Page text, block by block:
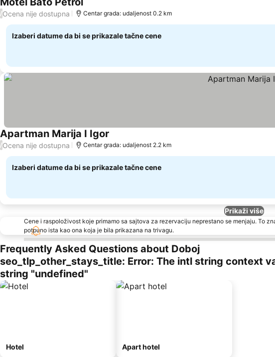
/Ocena nije dostupna Centar grada: udaljenost 0.2 km
Izaberi datume da bi se prikazale tačne cene
Apartman Marija I Igor
/Ocena nije dostupna Centar grada: udaljenost 2.2 km
Izaberi datume da bi se prikazale tačne cene
Prikaži više
Cene i raspoloživost koje primamo sa sajtova za rezervaciju neprestano se menjaju. To
potpuno ista kao ona koja je bila prikazana na trivagu.
Frequently Asked Questions about Doboj
seo_tlp_other_stays_title: Error: The intl string context
string "undefined"
Hotel Apart hotel